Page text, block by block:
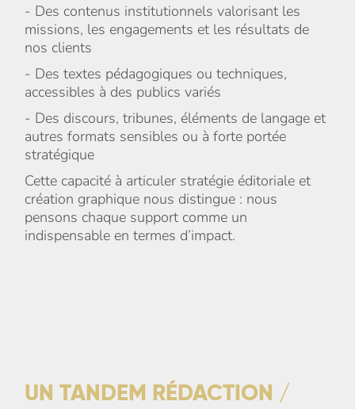
- Des contenus institutionnels valorisant les
missions, les engagements et les résultats de
nos clients
- Des textes pédagogiques ou techniques,
accessibles à des publics variés
- Des discours, tribunes, éléments de langage et
autres formats sensibles ou à forte portée
stratégique
Cette capacité à articuler stratégie éditoriale et
création graphique nous distingue : nous
pensons chaque support comme un
indispensable en termes d’impact.
UN TANDEM R É DACTION /